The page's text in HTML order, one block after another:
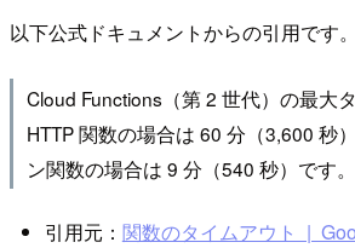
以下公式ドキュメントからの引用です。
Cloud Functions（第 2 世代）の最大
HTTP 関数の場合は 60 分（3,600 秒
ン関数の場合は 9 分（540 秒）です。
引用元： 関数のタイムアウト |